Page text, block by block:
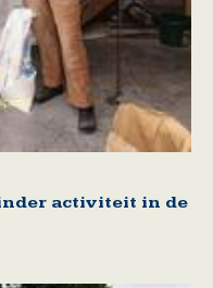
activiteit in de